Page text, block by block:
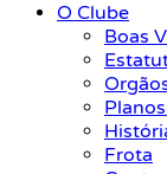
O Clube
Boas
Frota